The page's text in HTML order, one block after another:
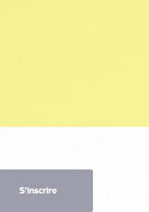
S'inscrire